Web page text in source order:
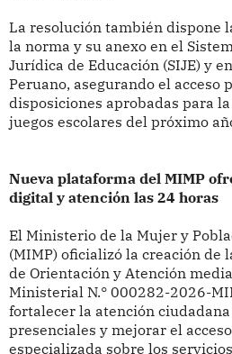
La resolución también dispone
la norma y su anexo en el
Jurídica de Educación (SIJE) y
Peruano, asegurando el acceso
disposiciones aprobadas para
juegos escolares del próximo
Nueva plataforma del MIMP
digital y atención las 24 horas
El Ministerio de la Mujer y
(MIMP) oficializó la creación de
de Orientación y Atención
Ministerial N.° 000282-2026-
fortalecer la atención
presenciales y mejorar el
especializada sobre los